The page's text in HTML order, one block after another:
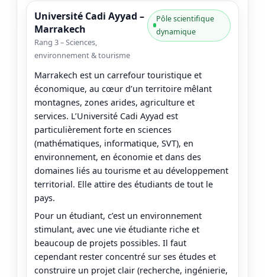
Université Cadi Ayyad –
Marrakech
Rang 3 – Sciences,
environnement & tourisme
Pôle scientifique
dynamique
Marrakech est un carrefour touristique et
économique, au cœur d’un territoire mêlant
montagnes, zones arides, agriculture et
services. L’Université Cadi Ayyad est
particulièrement forte en sciences
(mathématiques, informatique, SVT), en
environnement, en économie et dans des
domaines liés au tourisme et au développement
territorial. Elle attire des étudiants de tout le
pays.
Pour un étudiant, c’est un environnement
stimulant, avec une vie étudiante riche et
beaucoup de projets possibles. Il faut
cependant rester concentré sur ses études et
construire un projet clair (recherche, ingénierie,